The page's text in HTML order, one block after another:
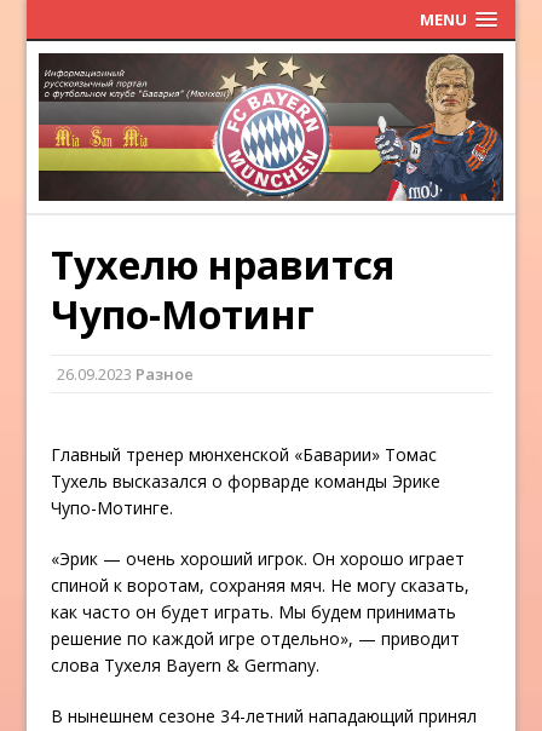
MENU
Тухелю нравится
Чупо-Мотинг
26.09.2023 Разное
Главный тренер мюнхенской «Баварии» Томас
Тухель высказался о форварде команды Эрике
Чупо-Мотинге.
«Эрик — очень хороший игрок. Он хорошо играет
спиной к воротам, сохраняя мяч. Не могу сказать,
как часто он будет играть. Мы будем принимать
решение по каждой игре отдельно», — приводит
слова Тухеля Bayern & Germany.
В нынешнем сезоне 34-летний нападающий принял